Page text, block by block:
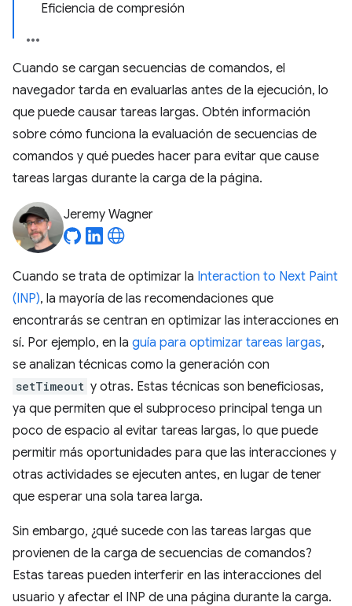
Eficiencia de compresión
Cuando se cargan secuencias de comandos, el
navegador tarda en evaluarlas antes de la ejecución, lo
que puede causar tareas largas. Obtén información
sobre cómo funciona la evaluación de secuencias de
comandos y qué puedes hacer para evitar que cause
tareas largas durante la carga de la página.
Jeremy Wagner
Cuando se trata de optimizar la Interaction to Next Paint
(INP), la mayoría de las recomendaciones que
encontrarás se centran en optimizar las interacciones en
sí. Por ejemplo, en la guía para optimizar tareas largas,
se analizan técnicas como la generación con
setTimeout y otras. Estas técnicas son beneficiosas,
ya que permiten que el subproceso principal tenga un
poco de espacio al evitar tareas largas, lo que puede
permitir más oportunidades para que las interacciones y
otras actividades se ejecuten antes, en lugar de tener
que esperar una sola tarea larga.
Sin embargo, ¿qué sucede con las tareas largas que
provienen de la carga de secuencias de comandos?
Estas tareas pueden interferir en las interacciones del
usuario y afectar el INP de una página durante la carga.